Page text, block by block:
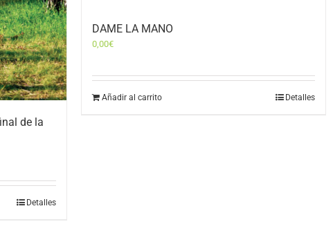
de la
Detalles
DAME LA MANO
0,00€
Añadir al carrito Detalles